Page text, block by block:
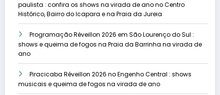
paulista : confira os shows na virada de ano no Centro
Histórico, Bairro do Icapara e na Praia da Jureia
Programação Réveillon 2026 em São Lourenço do Sul :
shows e queima de fogos na Praia da Barrinha na virada de
ano
Piracicaba Réveillon 2026 no Engenho Central : shows
musicais e queima de fogos na virada de ano